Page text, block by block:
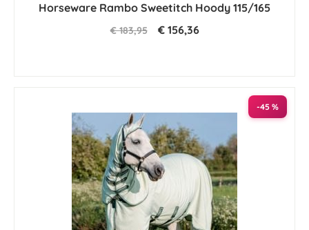
Horseware Rambo Sweetitch Hoody 115/165
€ 183,95 € 156,36
-45 %